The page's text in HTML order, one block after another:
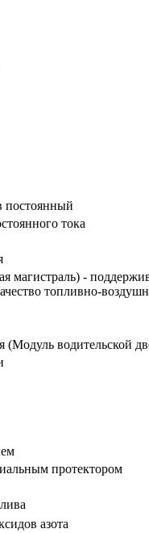
постоянный
тока
магистраль) -
топливно-
(Модуль водительской
протектором
азота